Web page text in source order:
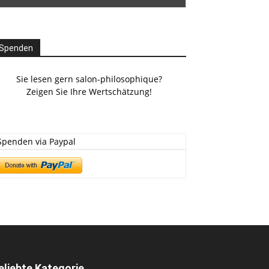
Sie lesen gern salon-philosophique?
Zeigen Sie Ihre Wertschätzung!
via Paypal